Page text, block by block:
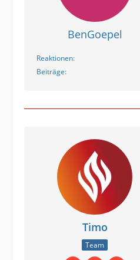
BenGoepel
Reaktionen
Beiträge
Timo
Team